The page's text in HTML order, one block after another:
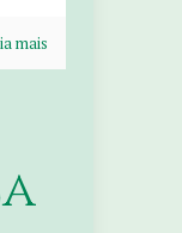
mais